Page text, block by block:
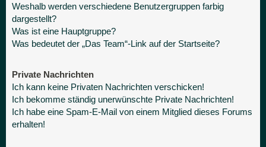
Weshalb werden verschiedene Benutzergruppen farbig
dargestellt?
Was ist eine Hauptgruppe?
Was bedeutet der „Das Team“-Link auf der Startseite?
Private Nachrichten
Ich kann keine Privaten Nachrichten verschicken!
Ich bekomme ständig unerwünschte Private Nachrichten!
Ich habe eine Spam-E-Mail von einem Mitglied dieses Forums
erhalten!